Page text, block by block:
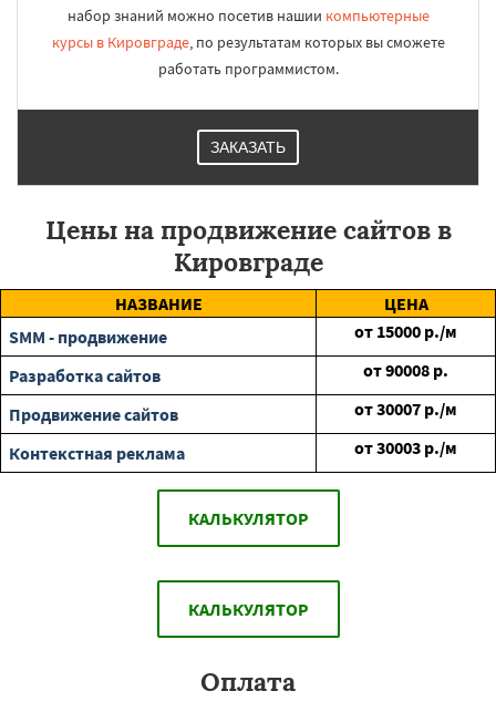
набор знаний можно посетив нашии компьютерные
курсы в Кировграде, по результатам которых вы сможете
работать программистом.
ЗАКАЗАТЬ
Цены на продвижение сайтов в
Кировграде
НАЗВАНИЕ
ЦЕНА
SMM - продвижение
от 15000 р./м
Разработка сайтов
от90008 р.
Продвижение сайтов
от30007 р./м
Контекстная реклама
от30003 р./м
КАЛЬКУЛЯТОР
КАЛЬКУЛЯТОР
Оплата